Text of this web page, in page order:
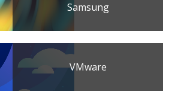
Samsung
VMware